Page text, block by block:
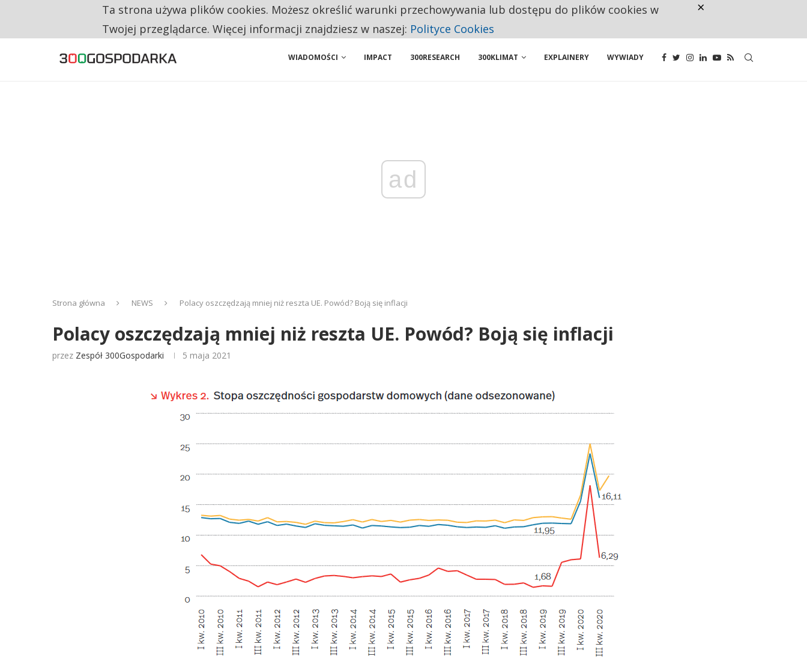
RESTRYKCJE CHIN UDERZAJĄ W EUROPEJSKI PRZEMYSŁ. NA LIŚCIE SĄ DWA PODMIOTY Z POLSKI
WIADOMOŚCI IMPACT 300RESEARCH 300KLIMAT EXPLAINERY WYWIADY
ad
Strona główna NEWS Polacy oszczędzają mniej niż reszta UE. Powód? Boją się inflacji
Polacy oszczędzają mniej niż reszta UE. Powód? Boją się inflacji
przez Zespół 300Gospodarki 5 maja 2021
Ta strona używa plików cookies. Możesz określić warunki przechowywania lub dostępu do plików cookies w
Twojej przeglądarce. Więcej informacji znajdziesz w naszej: Polityce Cookies
×